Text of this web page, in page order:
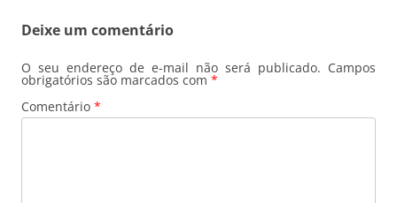
Deixe um comentário
O seu endereço de e-mail não será publicado. Campos
obrigatórios são marcados com *
Comentário *